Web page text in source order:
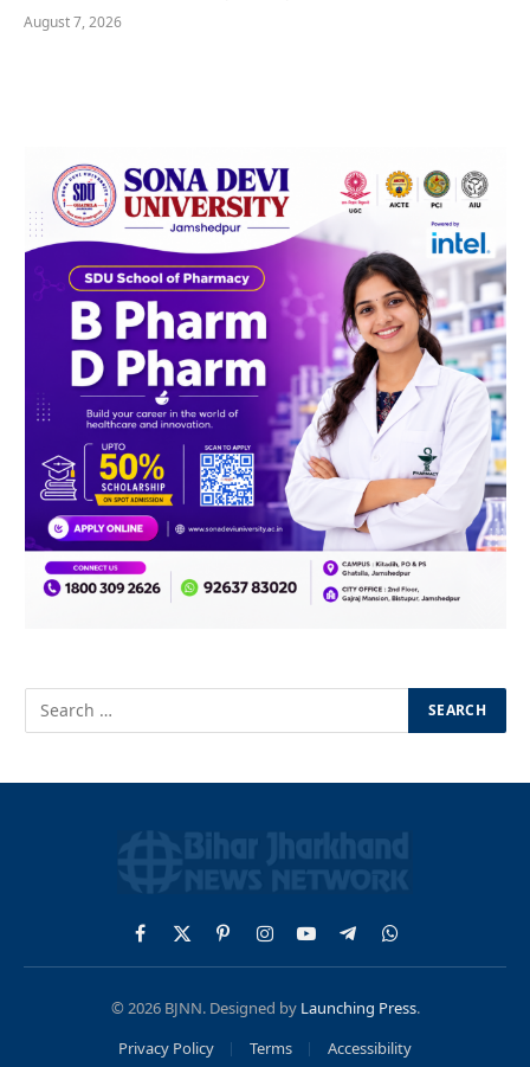
August 7, 2026
Facebook
X
(Twitter)
PinterestInstagram
YouTubeTelegramWhatsApp
© 2026 BJNN. Designed by Launching Press.
Privacy Policy
Terms Accessibility